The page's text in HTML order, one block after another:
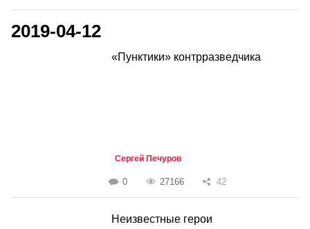
2019-04-12
«Пунктики» контрразведчика
Сергей Печуров
0 27166 42
Неизвестные герои